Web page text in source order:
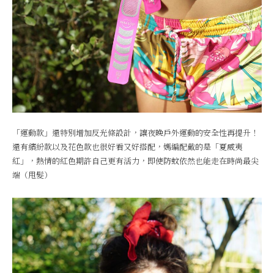
「運動款」還特別增加反光條設計，讓夜晚戶外運動的安全性再提升！
還有繽紛款以及花色款也很好看又好搭配，媽編配戴的是「夏威夷
紅」，熱情的紅色期許自己更有活力，即使防蚊依然也能走在時尚最尖
端（甩髮）